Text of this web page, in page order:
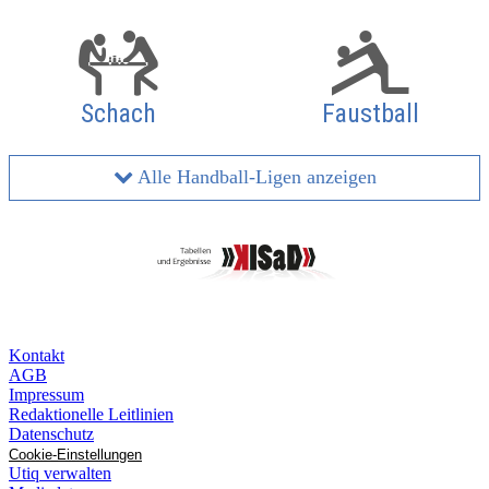
Schach Faustball
Alle Handball-Ligen anzeigen
Kontakt
AGB
Impressum
Redaktionelle Leitlinien
Datenschutz
Cookie-Einstellungen
Utiq verwalten